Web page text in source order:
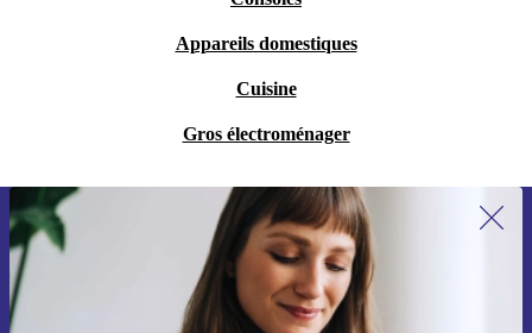
Appareils domestiques
Cuisine
Gros électroménager
Recevoir offres et infos de refurbed
par mail
Ne manquez plus aucune offre.